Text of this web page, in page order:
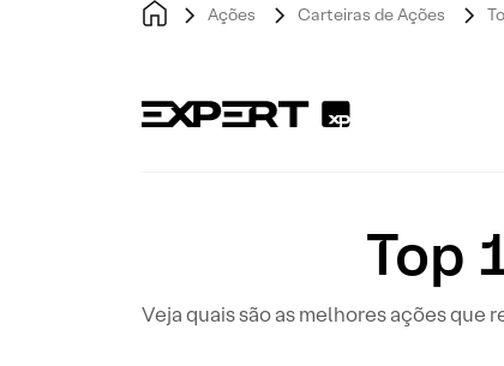
Ações Carteiras de Ações
Top
Veja quais são as melhores ações que